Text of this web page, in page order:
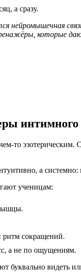
а сразу.
нейромышечная
которые
то эзотерическим.
а системно:
ученицам:
ритм сокращений.
а не по ощущениям.
буквально видеть